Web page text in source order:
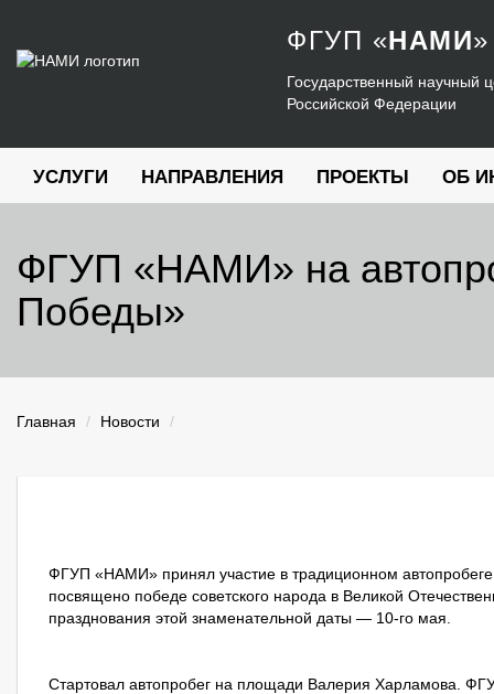
ФГУП «НАМИ»
Государственный научный
Российской Федерации
УСЛУГИ НАПРАВЛЕНИЯ ПРОЕКТЫ ОБ
ФГУП «НАМИ» на
Победы»
Главная Новости
ФГУП «НАМИ» принял участие в традиционном
посвящено победе советского народа в Великой
празднования этой знаменательной даты — 10-го мая.
Стартовал автопробег на площади Валерия Харламова.